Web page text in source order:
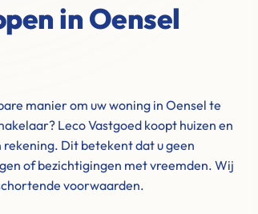
in Oensel
manier om uw woning in Oensel te
Leco Vastgoed koopt huizen en
Dit betekent dat u geen
of bezichtigingen met vreemden. Wij
voorwaarden.